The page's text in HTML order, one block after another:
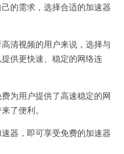
的需求，选择合适的加速器
清视频的用户来说，选择与
供更快速、稳定的网络连
为用户提供了高速稳定的网
了便利。
器，即可享受免费的加速器